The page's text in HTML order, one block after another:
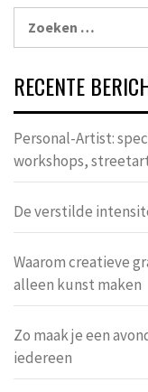
RECENTE
Personal-Artist:
workshops,
De verstilde
Waarom creatieve
alleen kunst maken
Zo maak je een
iedereen